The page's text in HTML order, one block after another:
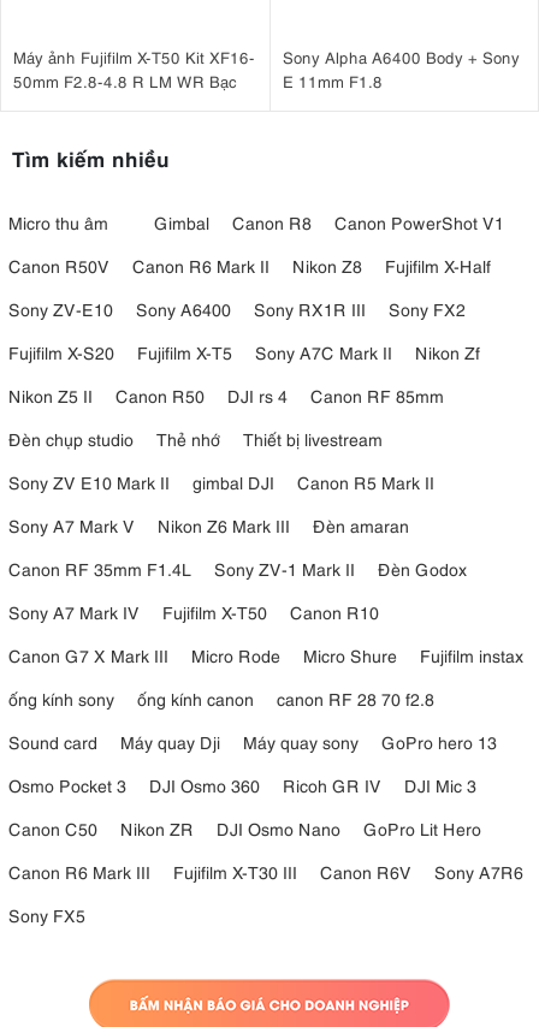
Máy ảnh Fujifilm X-T50 Kit XF16-
50mm F2.8-4.8 R LM WR Bạc
Sony Alpha A6400 Body + Sony
E 11mm F1.8
Tìm kiếm nhiều
Micro thu âm Gimbal Canon R8
Canon PowerShot V1
Canon R50V
Canon R6 Mark II Nikon Z8
Fujifilm X-Half
Sony ZV-E10
Sony A6400 Sony RX1R III
Sony FX2
Fujifilm X-S20
Fujifilm X-T5 Sony A7C Mark II
Nikon Zf
Nikon Z5 II
Canon R50 DJI rs 4
Canon RF 85mm
Đèn chụp studio
Thẻ nhớ
Thiết bị livestream
Sony ZV E10 Mark II
gimbal DJI
Canon R5 Mark II
Sony A7 Mark V
Nikon Z6 Mark III
Đèn amaran
Canon RF 35mm F1.4L
Sony ZV-1 Mark II
Đèn Godox
Sony A7 Mark IV
Fujifilm X-T50
Canon R10
Canon G7 X Mark III
Micro Rode Micro Shure
Fujifilm instax
ống kính sony
ống kính canon
canon RF 28 70 f2.8
Sound card
Máy quay Dji Máy quay sony
GoPro hero 13
Osmo Pocket 3
DJI Osmo 360 Ricoh GR IV
DJI Mic 3
Canon C50
Nikon ZR DJI Osmo Nano
GoPro Lit Hero
Canon R6 Mark III
Fujifilm X-T30 III Canon R6V
Sony A7R6
Sony FX5